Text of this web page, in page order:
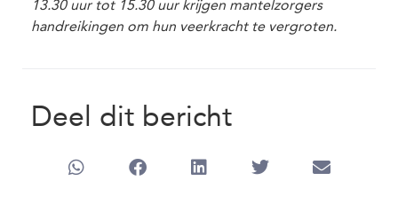
13.30 uur tot 15.30 uur krijgen mantelzorgers
handreikingen om hun veerkracht te vergroten.
Deel dit bericht